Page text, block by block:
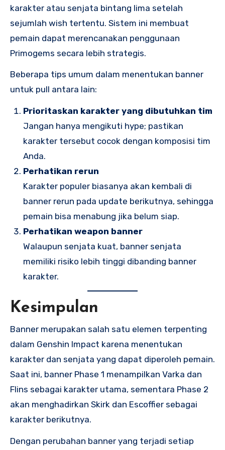
karakter atau senjata bintang lima setelah
sejumlah wish tertentu. Sistem ini membuat
pemain dapat merencanakan penggunaan
Primogems secara lebih strategis.
Beberapa tips umum dalam menentukan banner
untuk pull antara lain:
Prioritaskan karakter yang dibutuhkan tim
Jangan hanya mengikuti hype; pastikan
karakter tersebut cocok dengan komposisi tim
Anda.
Perhatikan rerun
Karakter populer biasanya akan kembali di
banner rerun pada update berikutnya, sehingga
pemain bisa menabung jika belum siap.
Perhatikan weapon banner
Walaupun senjata kuat, banner senjata
memiliki risiko lebih tinggi dibanding banner
karakter.
Kesimpulan
Banner merupakan salah satu elemen terpenting
dalam Genshin Impact karena menentukan
karakter dan senjata yang dapat diperoleh pemain.
Saat ini, banner Phase 1 menampilkan Varka dan
Flins sebagai karakter utama, sementara Phase 2
akan menghadirkan Skirk dan Escoffier sebagai
karakter berikutnya.
Dengan perubahan banner yang terjadi setiap